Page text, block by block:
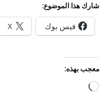
شارك هذا الموضوع:
فيس بوك X
معجب بهذه:
جاري